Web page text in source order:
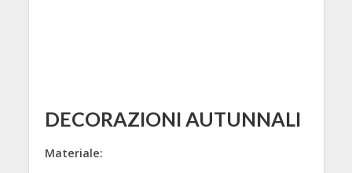
DECORAZIONI AUTUNNALI
Materiale: